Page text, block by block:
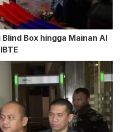
Box hingga Mainan AI